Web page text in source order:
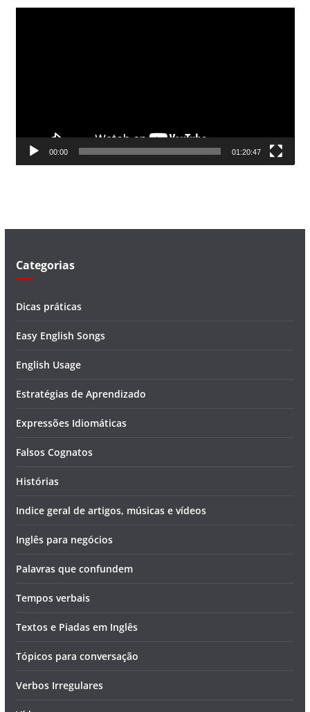
d
00:00 01:20:47
Categorias
Dicas práticas
Easy English Songs
English Usage
Estratégias de Aprendizado
Expressões Idiomáticas
Falsos Cognatos
Histórias
Indice geral de artigos, músicas e vídeos
Inglês para negócios
Palavras que confundem
Tempos verbais
Textos e Piadas em Inglês
Tópicos para conversação
Verbos Irregulares